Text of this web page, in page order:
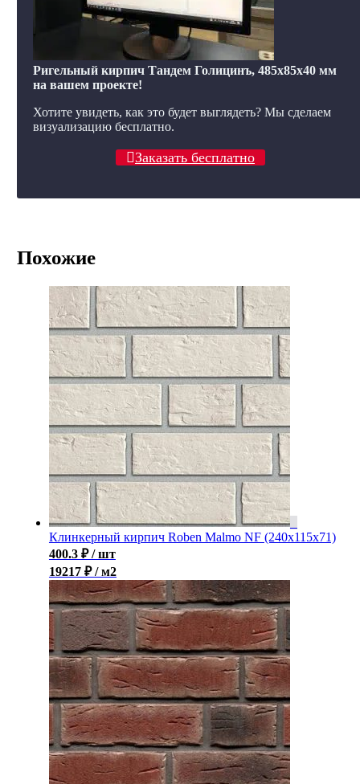
Ригельный кирпич Тандем Голицинъ, 485x85x40 мм
на вашем проекте!
Хотите увидеть, как это будет выглядеть? Мы сделаем
визуализацию бесплатно.
Заказать бесплатно
Похожие
Клинкерный кирпич Roben Malmo NF (240x115x71)
400.3 ₽ / шт
19217 ₽ / м2